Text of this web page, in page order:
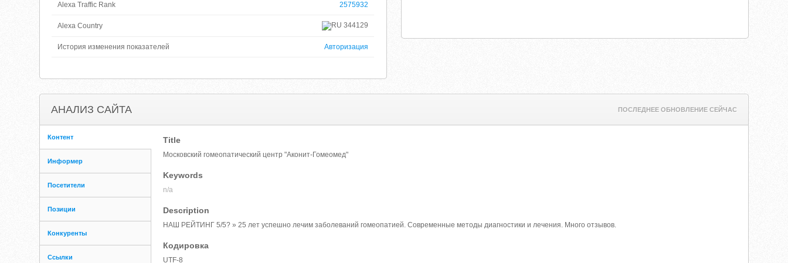
Alexa Traffic Rank 2575932
Alexa Country 344129
История изменения показателей Авторизация
АНАЛИЗ САЙТА ПОСЛЕДНЕЕ ОБНОВЛЕНИЕ СЕЙЧАС
Контент
Информер
Посетители
Позиции
Конкуренты
Ссылки
Title
Московский гомеопатический центр "Аконит-Гомеомед"
Keywords
n/a
Description
НАШ РЕЙТИНГ 5/5? » 25 лет успешно лечим заболеваний гомеопатией. Современные методы диагностики и лечения. Много отзывов.
Кодировка
UTF-8